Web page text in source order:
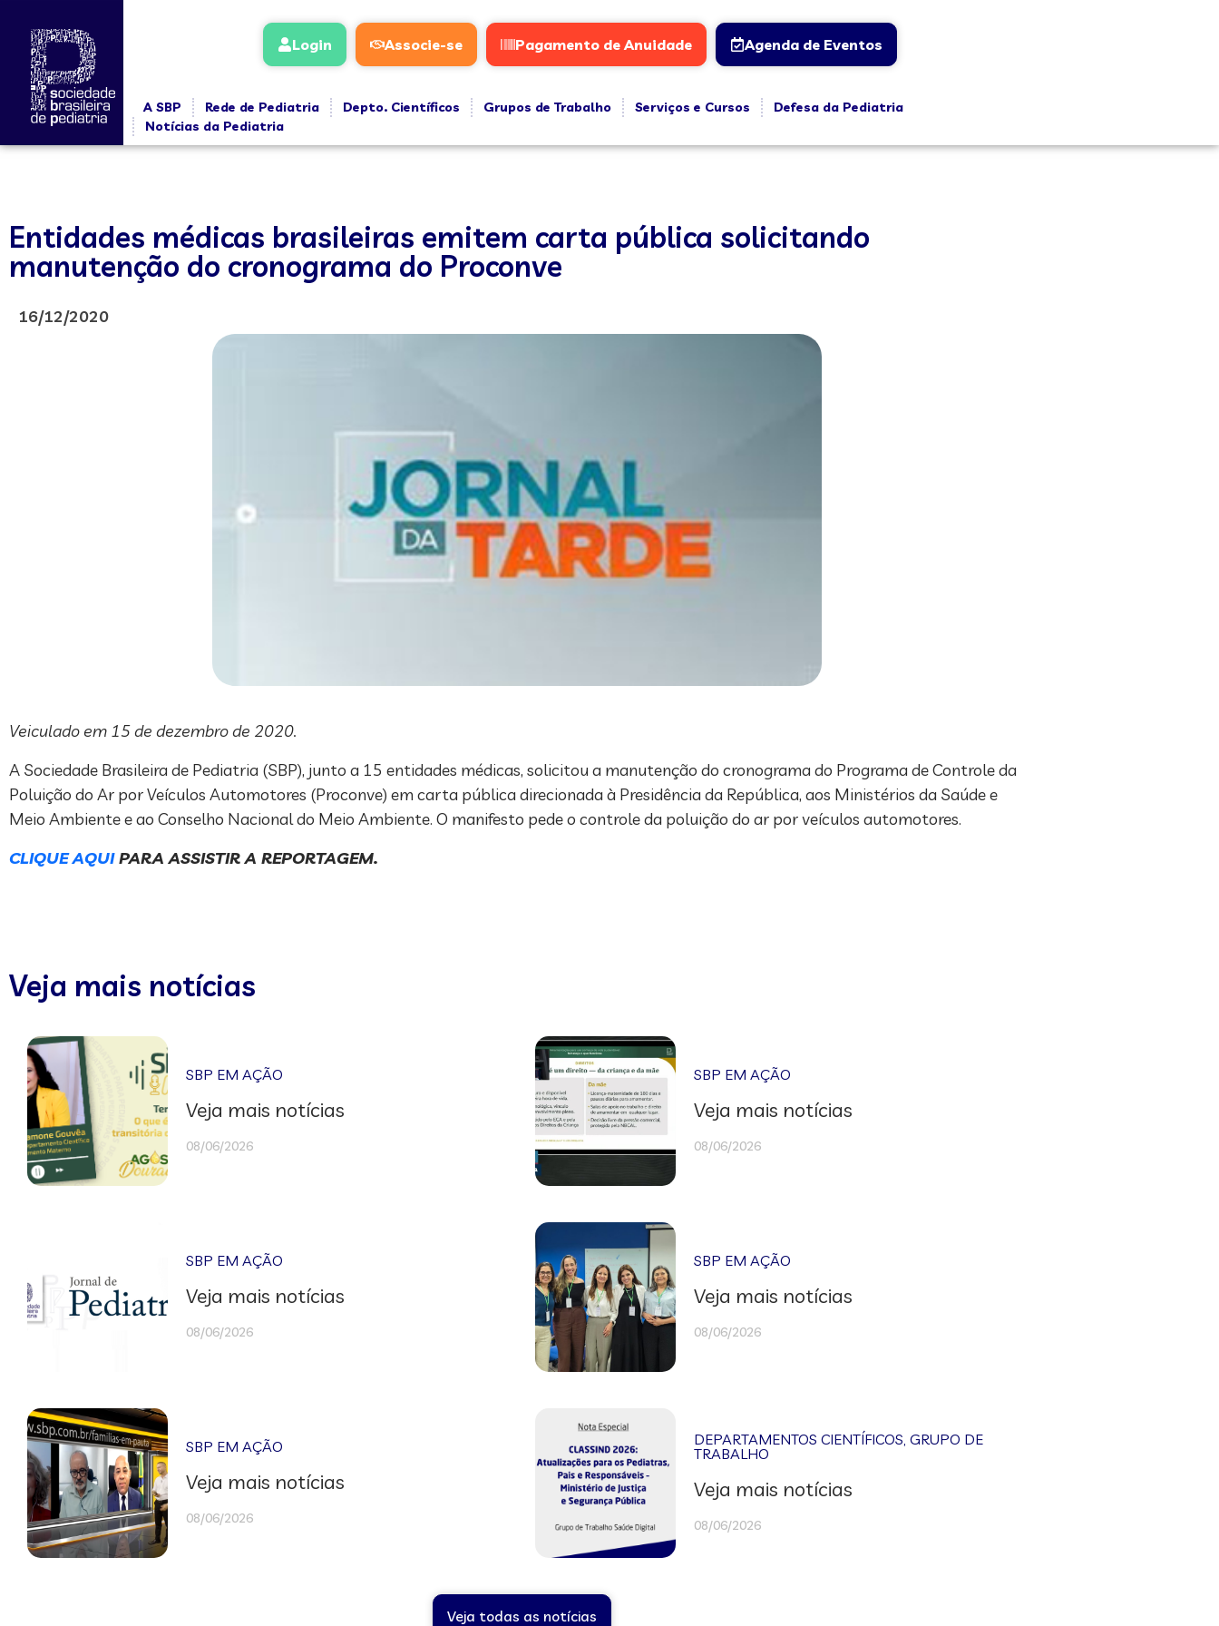
Login Associe-se Pagamento de Anuidade Agenda de Eventos
A SBP Rede de Pediatria Depto. Científicos Grupos de Trabalho Serviços e Cursos
Defesa da Pediatria
Notícias da Pediatria
Entidades médicas brasileiras emitem carta pública solicitando
manutenção do cronograma do Proconve
16/12/2020
Veiculado em 15 de dezembro de 2020.
A Sociedade Brasileira de Pediatria (SBP), junto a 15 entidades médicas, solicitou a manutenção do cronograma do Programa de Controle da
Poluição do Ar por Veículos Automotores (Proconve) em carta pública direcionada à Presidência da República, aos Ministérios da Saúde e
Meio Ambiente e ao Conselho Nacional do Meio Ambiente. O manifesto pede o controle da poluição do ar por veículos automotores.
CLIQUE AQUIPARA ASSISTIR A REPORTAGEM.
Veja mais notícias
SBP EM AÇÃO
Veja mais notícias
08/06/2026
SBP EM AÇÃO
Veja mais notícias
08/06/2026
SBP EM AÇÃO
Veja mais notícias
08/06/2026
SBP EM AÇÃO
Veja mais notícias
08/06/2026
SBP EM AÇÃO
Veja mais notícias
08/06/2026
DEPARTAMENTOS CIENTÍFICOS,GRUPO DE
TRABALHO
Veja mais notícias
08/06/2026
Veja todas as notícias